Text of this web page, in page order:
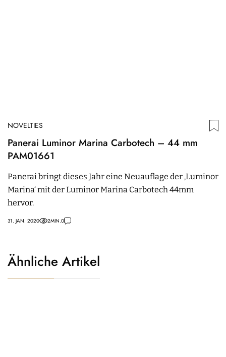
NOVELTIES
Panerai Luminor Marina Carbotech – 44 mm
PAM01661
Panerai bringt dieses Jahr eine Neuauflage der ‚Luminor
Marina‘ mit der Luminor Marina Carbotech 44mm
hervor.
31. JAN. 2020 2MIN.0
Ähnliche Artikel